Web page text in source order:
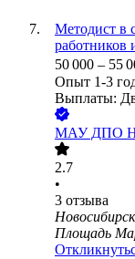
Методист в
работников
50 000 – 55
Опыт 1-3
Выплаты:
МАУ ДПО
2.7
•
3 отзыва
Новосибирск
Площадь